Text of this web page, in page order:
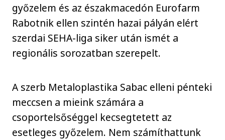
győzelem és az északmacedón Eurofarm
Rabotnik ellen szintén hazai pályán elért
szerdai SEHA-liga siker után ismét a
regionális sorozatban szerepelt.
A szerb Metaloplastika Sabac elleni pénteki
meccsen a mieink számára a
csoportelsőséggel kecsegtetett az
esetleges győzelem. Nem számíthattunk